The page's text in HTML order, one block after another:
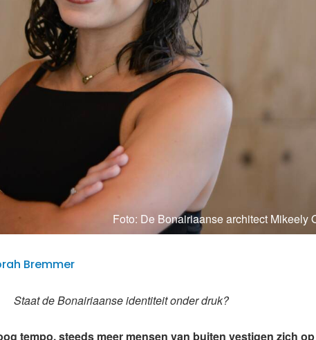
Foto: De Bonairiaanse architect Mikeely
Bremmer
Staat de Bonairiaanse identiteit onder druk?
tempo, steeds meer mensen van buiten vestigen zich